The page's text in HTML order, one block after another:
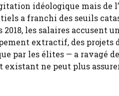
idéologique mais
a franchi des seuils
les salaires accusent
extractif, des projets
par les élites — a ravagé
existant ne peut plus